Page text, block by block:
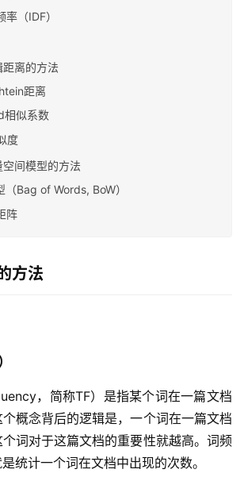
（IDF）
距离的方法
距离
相似系数
度
间模型的方法
（Bag of Words, BoW）
阵
方法
，简称TF）是指某个词在一篇文档
概念背后的逻辑是，一个词在一篇文档
词对于这篇文档的重要性就越高。词频
统计一个词在文档中出现的次数。